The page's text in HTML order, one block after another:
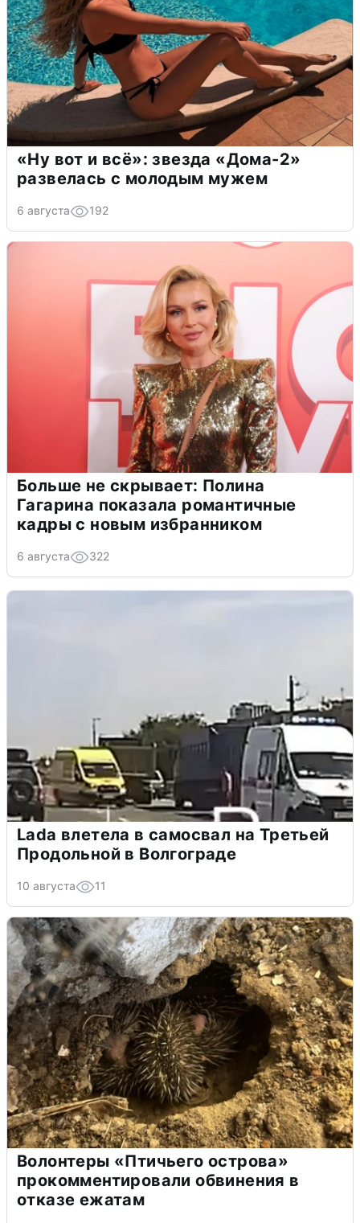
«Ну вот и всё»: звезда «Дома-2»
развелась с молодым мужем
6 августа 192
Больше не скрывает: Полина
Гагарина показала романтичные
кадры с новым избранником
6 августа 322
Lada влетела в самосвал на Третьей
Продольной в Волгограде
10 августа 11
Волонтеры «Птичьего острова»
прокомментировали обвинения в
отказе ежатам